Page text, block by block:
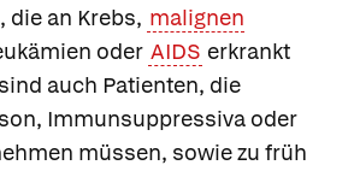
die an Krebs, malignen
oder AIDS erkrankt
auch Patienten, die
Immunsuppressiva oder
müssen, sowie zu früh